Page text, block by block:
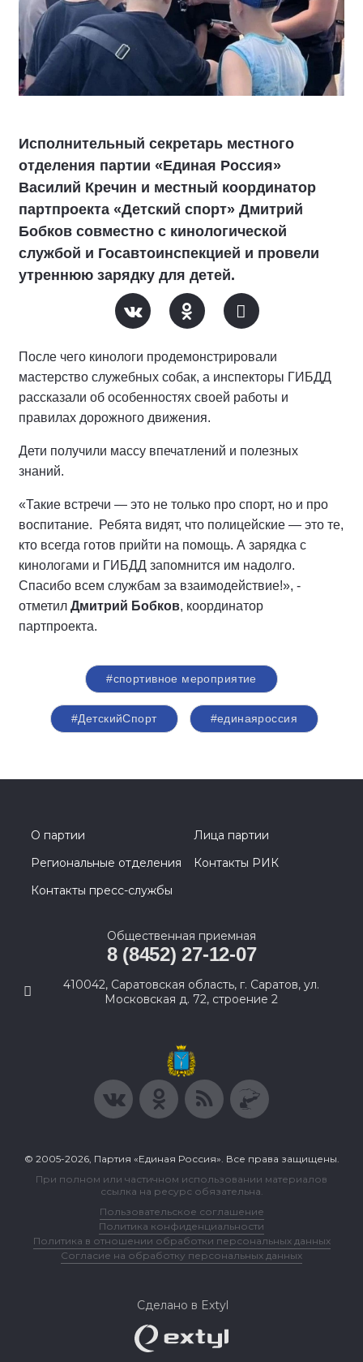
Исполнительный секретарь местного
отделения партии «Единая Россия»
Василий Кречин и местный координатор
партпроекта «Детский спорт» Дмитрий
Бобков совместно с кинологической
службой и Госавтоинспекцией и провели
утреннюю зарядку для детей.
После чего кинологи продемонстрировали
мастерство служебных собак, а инспекторы ГИБДД
рассказали об особенностях своей работы и
правилах дорожного движения.
Дети получили массу впечатлений и полезных
знаний.
«Такие встречи — это не только про спорт, но и про
воспитание. Ребята видят, что полицейские — это те,
кто всегда готов прийти на помощь. А зарядка с
кинологами и ГИБДД запомнится им надолго.
Спасибо всем службам за взаимодействие!», -
отметил Дмитрий Бобков, координатор
партпроекта.
#спортивное мероприятие
#ДетскийСпорт #единаяроссия
О партии
Лица партии
Региональные отделения
Контакты РИК
Контакты пресс-службы
Общественная приемная
8 (8452) 27-12-07
410042, Саратовская область, г. Саратов, ул.
Московская д. 72, строение 2
© 2005-2026, Партия «Единая Россия». Все права защищены.
При полном или частичном использовании материалов
ссылка на ресурс обязательна.
Пользовательское соглашение
Политика конфиденциальности
Политика в отношении обработки персональных данных
Согласие на обработку персональных данных
Сделано в Extyl